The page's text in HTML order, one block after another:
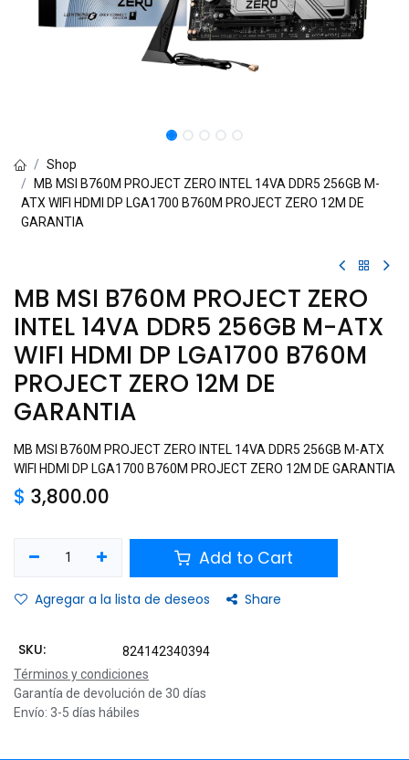
Shop
MB MSI B760M PROJECT ZERO INTEL 14VA DDR5 256GB M-
ATX WIFI HDMI DP LGA1700 B760M PROJECT ZERO 12M DE
GARANTIA
MB MSI B760M PROJECT ZERO
INTEL 14VA DDR5 256GB M-ATX
WIFI HDMI DP LGA1700 B760M
PROJECT ZERO 12M DE
GARANTIA
MB MSI B760M PROJECT ZERO INTEL 14VA DDR5 256GB M-ATX
WIFI HDMI DP LGA1700 B760M PROJECT ZERO 12M DE GARANTIA
$ 3,800.00
Add to Cart
Agregar a la lista de deseos Share
SKU:
824142340394
Términos y condiciones
Garantía de devolución de 30 días
Envío: 3-5 días hábiles